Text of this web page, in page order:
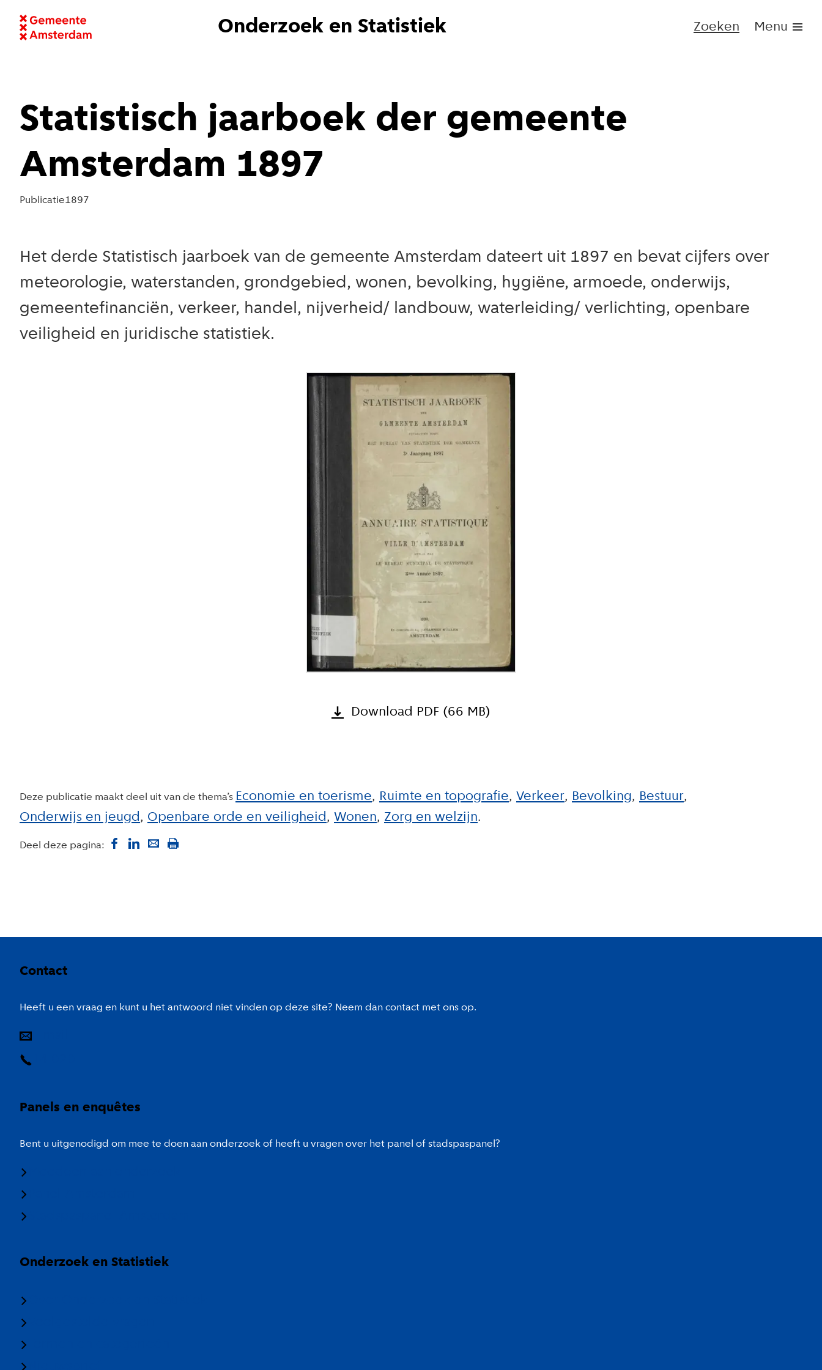
Onderzoek en Statistiek Zoeken Menu
Statistisch jaarboek der gemeente
Amsterdam 1897
Publicatie1897
Het derde Statistisch jaarboek van de gemeente Amsterdam dateert uit 1897 en bevat cijfers over
meteorologie, waterstanden, grondgebied, wonen, bevolking, hygiëne, armoede, onderwijs,
gemeentefinanciën, verkeer, handel, nijverheid/ landbouw, waterleiding/ verlichting, openbare
veiligheid en juridische statistiek.
Download PDF (66 MB)
Deze publicatie maakt deel uit van de thema’s Economie en toerisme Ruimte en topografie Verkeer Bevolking
Bestuur
Onderwijs en jeugd
Openbare orde en veiligheid Wonen Zorg en welzijn
Deel deze pagina:
Contact
Heeft u een vraag en kunt u het antwoord niet vinden op deze site? Neem dan contact met ons op.
Panels en enquêtes
Bent u uitgenodigd om mee te doen aan onderzoek of heeft u vragen over het panel of stadspaspanel?
Onderzoek en Statistiek